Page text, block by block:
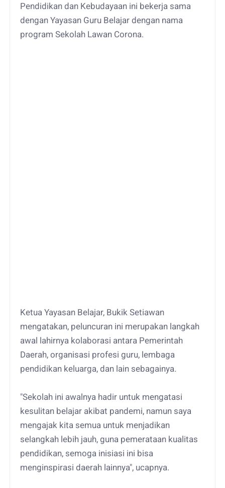
Pendidikan dan Kebudayaan ini bekerja sama
dengan Yayasan Guru Belajar dengan nama
program Sekolah Lawan Corona.
Ketua Yayasan Belajar, Bukik Setiawan
mengatakan, peluncuran ini merupakan langkah
awal lahirnya kolaborasi antara Pemerintah
Daerah, organisasi profesi guru, lembaga
pendidikan keluarga, dan lain sebagainya.
"Sekolah ini awalnya hadir untuk mengatasi
kesulitan belajar akibat pandemi, namun saya
mengajak kita semua untuk menjadikan
selangkah lebih jauh, guna pemerataan kualitas
pendidikan, semoga inisiasi ini bisa
menginspirasi daerah lainnya", ucapnya.